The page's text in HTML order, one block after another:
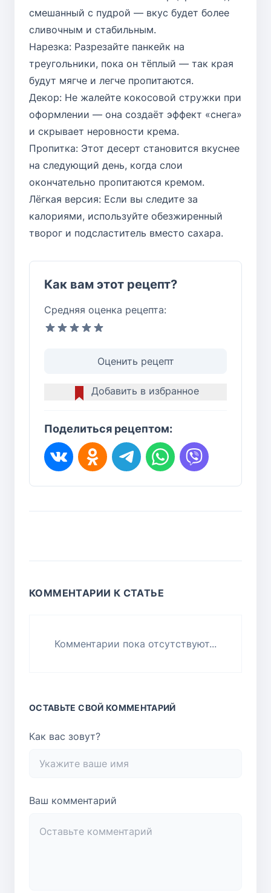
смешанный с пудрой — вкус будет более
сливочным и стабильным.
Нарезка: Разрезайте панкейк на
треугольники, пока он тёплый — так края
будут мягче и легче пропитаются.
Декор: Не жалейте кокосовой стружки при
оформлении — она создаёт эффект «снега»
и скрывает неровности крема.
Пропитка: Этот десерт становится вкуснее
на следующий день, когда слои
окончательно пропитаются кремом.
Лёгкая версия: Если вы следите за
калориями, используйте обезжиренный
творог и подсластитель вместо сахара.
Как вам этот рецепт?
Средняя оценка рецепта:
Оценить рецепт
Добавить в избранное
Поделиться рецептом:
КОММЕНТАРИИ К СТАТЬЕ
Комментарии пока отсутствуют...
ОСТАВЬТЕ СВОЙ КОММЕНТАРИЙ
Как вас зовут?
Ваш комментарий